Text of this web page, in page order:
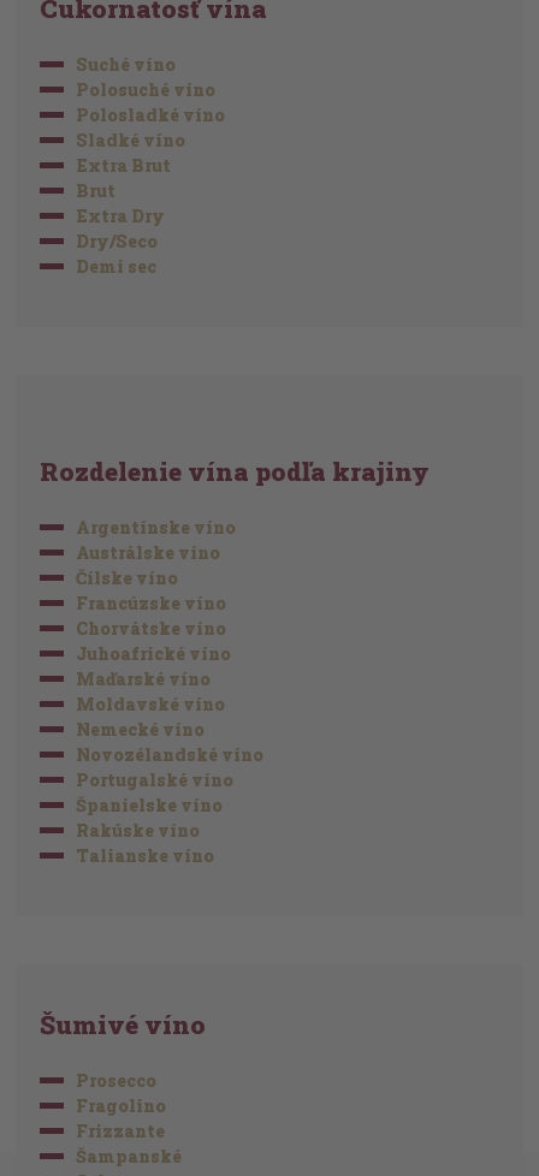
Cukornatosť vína
Suché víno
Polosuché víno
Polosladké víno
Sladké víno
Extra Brut
Brut
Extra Dry
Dry/Seco
Demi sec
Rozdelenie vína podľa krajiny
Argentínske víno
Austrálske víno
Čílske víno
Francúzske víno
Chorvátske víno
Juhoafrické víno
Maďarské víno
Moldavské víno
Nemecké víno
Novozélandské víno
Portugalské víno
Španielske víno
Rakúske víno
Talianske víno
Šumivé víno
Prosecco
Fragolino
Frizzante
Šampanské